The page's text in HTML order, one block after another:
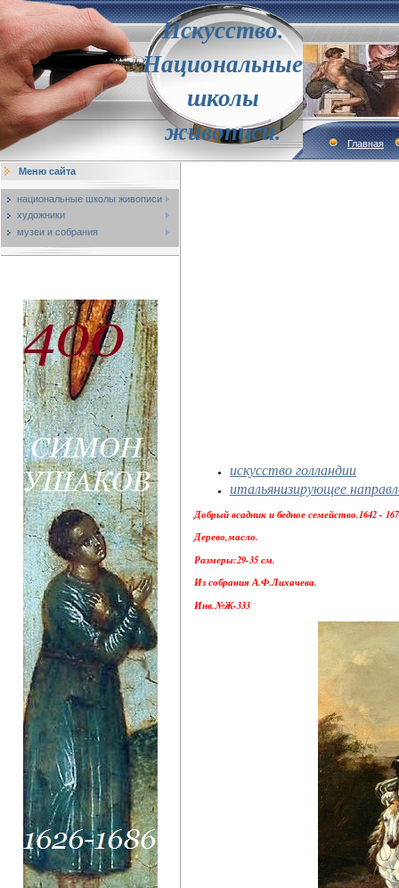
Искусство.
Национальные
школы
живописи.
Главная
Меню сайта
национальные школы живописи
художники
музеи и собрания
искусство голландии
итальянизирующее
Добрый всадник и бедное семейство.1642 -
Дерево,масло.
Размеры:29-35 см.
Из собрания А.Ф.Лихачева.
Инв.№Ж-333